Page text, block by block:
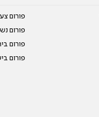
פורום
פורום
פורום
פורום